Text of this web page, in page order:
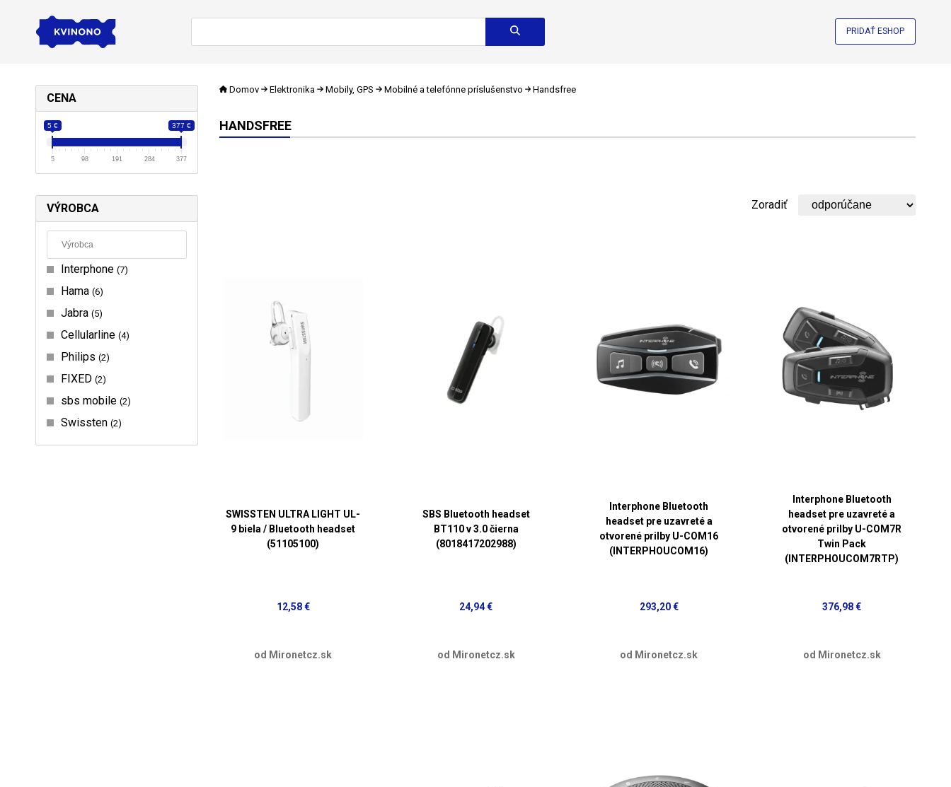
PRIDAŤ ESHOP
CENA
5 € 377 €
5 98 191 284 377
VÝROBCA
Interphone 7
Hama 6
Jabra 5
Cellularline 4
Philips 2
FIXED 2
sbs mobile 2
Swissten 2
Domov Elektronika Mobily, GPS Mobilné a telefónne príslušenstvo Handsfree
HANDSFREE
Zoradiť
SWISSTEN ULTRA LIGHT UL-
9 biela / Bluetooth headset
(51105100)
12,58 €
od Mironetcz.sk
SBS Bluetooth headset
BT110 v 3.0 čierna
(8018417202988)
24,94 €
od Mironetcz.sk
Interphone Bluetooth
headset pre uzavreté a
otvorené prilby U-COM16
(INTERPHOUCOM16)
293,20 €
od Mironetcz.sk
Interphone Bluetooth
headset pre uzavreté a
otvorené prilby U-COM7R
Twin Pack
(INTERPHOUCOM7RTP)
376,98 €
od Mironetcz.sk